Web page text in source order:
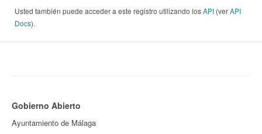
Usted también puede acceder a este registro utilizando losAPI (verAPI
Docs).
Gobierno Abierto
Ayuntamiento de Málaga